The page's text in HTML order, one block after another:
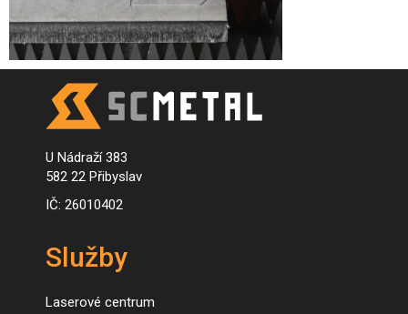
U Nádraží 383
582 22 Přibyslav
IČ: 26010402
Služby
Laserové centrum